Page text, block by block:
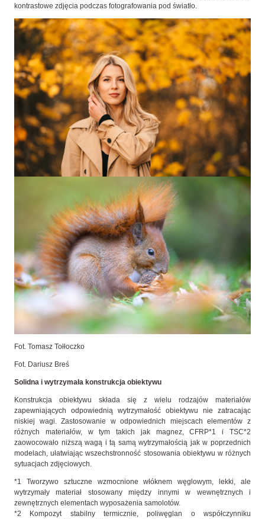
kontrastowe zdjęcia podczas fotografowania pod światło.
Fot. Tomasz Tołłoczko
Fot. Dariusz Breś
Solidna i wytrzymała konstrukcja obiektywu
Konstrukcja obiektywu składa się z wielu rodzajów materiałów
zapewniających odpowiednią wytrzymałość obiektywu nie zatracając
niskiej wagi. Zastosowanie w odpowiednich miejscach elementów z
różnych materiałów, w tym takich jak magnez, CFRP*1 i TSC*2
zaowocowało niższą wagą i tą samą wytrzymałością jak w poprzednich
modelach, ułatwiając wszechstronność stosowania obiektywu w różnych
sytuacjach zdjęciowych.
*1 Tworzywo sztuczne wzmocnione włóknem węglowym, lekki, ale
wytrzymały materiał stosowany między innymi w wewnętrznych i
zewnętrznych elementach wyposażenia samolotów.
*2 Kompozyt stabilny termicznie, poliwęglan o współczynniku